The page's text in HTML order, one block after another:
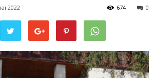
2022 0
674